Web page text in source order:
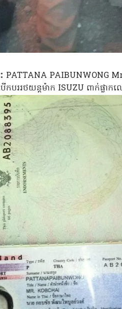
PATTANA PAIBUNWONG
កបររថយន្តម៉ាក ISUZU ពាក់ផ្លា